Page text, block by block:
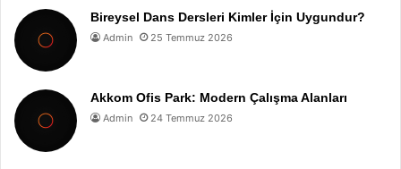
Bireysel Dans Dersleri Kimler İçin Uygundur?
Admin 25 Temmuz 2026
Akkom Ofis Park: Modern Çalışma Alanları
Admin 24 Temmuz 2026